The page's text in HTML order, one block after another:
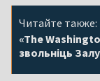
Читайте также:
«The
звольніць